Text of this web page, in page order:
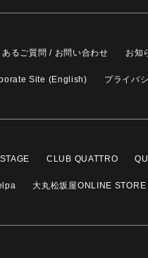
あるご質問 / お問い合わせ お知
Site (English) プライバ
CLUB QUATTRO
大丸松坂屋ONLINE STORE